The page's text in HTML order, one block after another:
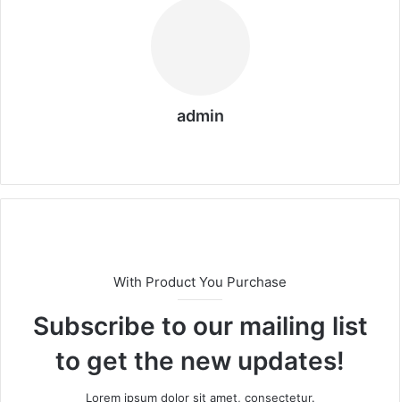
admin
sit
With Product You Purchase
Subscribe to our mailing list
to get the new updates!
Lorem ipsum dolor sit amet, consectetur.